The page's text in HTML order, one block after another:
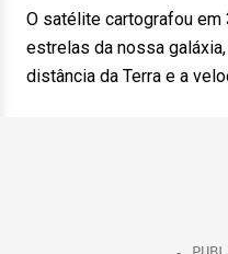
O satélite cartografou em
estrelas da nossa
distância da Terra e a